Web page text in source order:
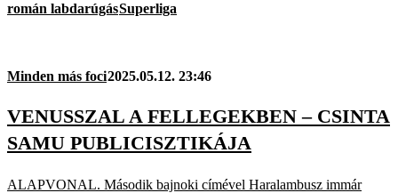
román labdarúgásSuperliga
Minden más foci2025.05.12. 23:46
VENUSSZAL A FELLEGEKBEN – CSINTA
SAMU PUBLICISZTIKÁJA
ALAPVONAL. Második bajnoki címével Haralambusz immár